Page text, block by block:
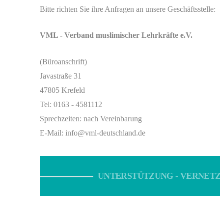
Bitte richten Sie ihre Anfragen an unsere Geschäftsstelle:
VML - Verband muslimischer Lehrkräfte e.V.
(Büroanschrift)
Javastraße 31
47805 Krefeld
Tel: 0163 - 4581112
Sprechzeiten: nach Vereinbarung
E-Mail: info@vml-deutschland.de
UNTERSTÜTZUNG -